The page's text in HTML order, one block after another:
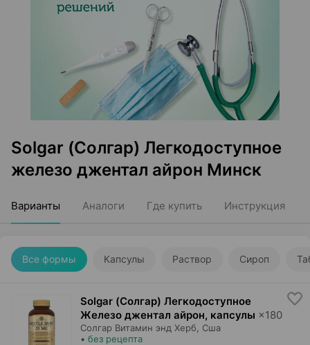
Solgar (Солгар) Легкодоступное
железо джентал айрон Минск
Варианты Аналоги Где купить Инструкция
Все формы Капсулы Раствор Сироп
Solgar (Солгар) Легкодоступное
Железо джентал айрон, капсулы ×180
Солгар Витамин энд Херб , Сша
• без рецепта